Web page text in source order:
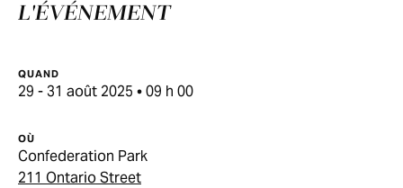
L'ÉVÉNEMENT
QUAND
29 - 31 août 2025 • 09 h 00
OÙ
Confederation Park
211 Ontario Street